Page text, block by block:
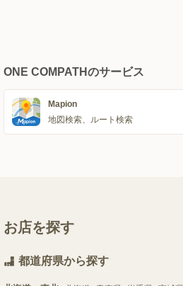
ONE COMPATHのサービス
Mapion
地図検索、ルート検索
お店を探す
都道府県から探す